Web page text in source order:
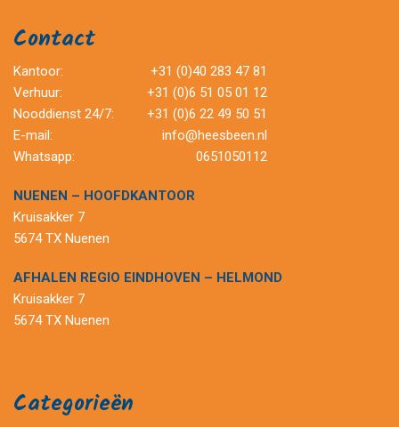
Contact
Kantoor:
+31 (0)40 283 47 81
Verhuur:
+31 (0)6 51 05 01 12
Nooddienst 24/7:
+31 (0)6 22 49 50 51
E-mail:
info@heesbeen.nl
Whatsapp:
0651050112
NUENEN – HOOFDKANTOOR
Kruisakker 7
5674 TX Nuenen
AFHALEN REGIO EINDHOVEN – HELMOND
Kruisakker 7
5674 TX Nuenen
Categorieën